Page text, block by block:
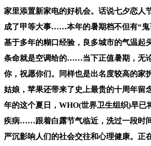
家里添置新家电的好机会。话说七夕恋人
成了甲等大事……本年的暑期档不但有“鬼
基于多年的糊口经验，良多城市的气温起
条命就是空调给的……当下正值暑期，无
你，祝愿你们。同样也是出名度较高的家
姑娘，苹果还带来了史上最贵的十周年
年的这个夏日，WHO(世界卫生组织)早已
疾病……跟着白露节气临近，洗过一段时
严沉影响人们的社会交往和心理健康。正